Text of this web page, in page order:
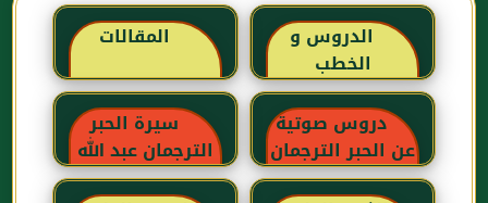
الدروس و
الخطب
المقالات
دروس صوتية
عن الحبر الترجمان
سيرة الحبر
الترجمان عبد الله
بن عباس رضي